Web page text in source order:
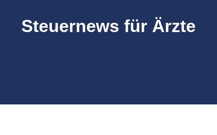
Steuernews für Ärzte